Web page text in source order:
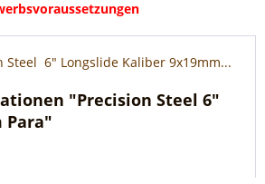
Steel 6" Longslide Kaliber 9x19mm...
"Precision Steel 6"
Para"